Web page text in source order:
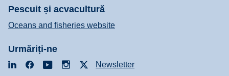
Pescuit și acvacultură
Oceans and fisheries website
Urmăriți-ne
LinkedInFacebookYouTubeInstagramNewsletter